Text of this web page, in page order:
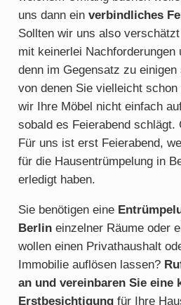
uns dann ein verbindliches
Sollten wir uns also
mit keinerlei Nachforderungen
denn im Gegensatz zu
von denen Sie vielleicht
wir Ihre Möbel nicht einfach
sobald es Feierabend schlägt.
Für uns ist erst Feierabend,
für die Hausentrümpelung in
erledigt haben.
Sie benötigen eine E
Berlineinzelner Räume oder
wollen einen Privathaushalt
Immobilie auflösen lassen?
an und vereinbaren Sie eine
Erstbesichtigungfür Ihre